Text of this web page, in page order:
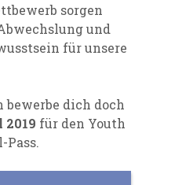
sorgen
und
für unsere
bewerbe dich doch
2019 für den Youth